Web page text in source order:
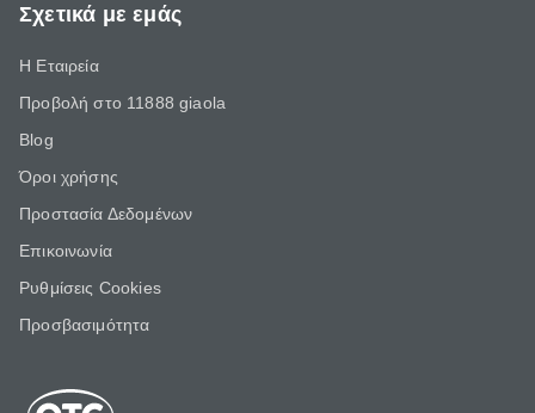
Σχετικά με εμάς
Η Εταιρεία
Προβολή στο 11888 giaola
Blog
Όροι χρήσης
Προστασία Δεδομένων
Επικοινωνία
Ρυθμίσεις Cookies
Προσβασιμότητα